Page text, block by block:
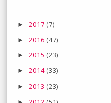
►2017 (7)
►2016 (47)
►2015 (23)
►2014 (33)
►2013 (23)